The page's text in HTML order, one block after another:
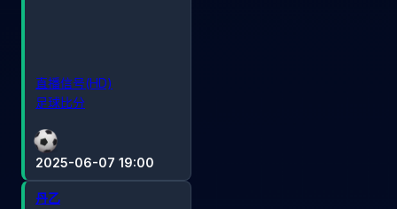
2025-06-07 19:00
直播信号(HD)
足球比分
丹乙